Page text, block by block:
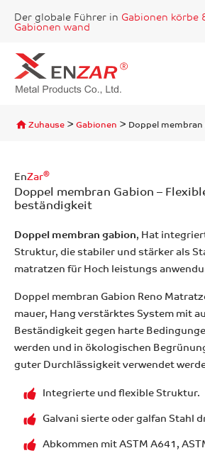
Der globale Führer in Gabionen körbe
Gabionen wand
Zuhause>Gabionen > Doppel
EnZar®
Doppel membran Gabion –
beständigkeit
Doppel membran gabion, Hat
Struktur, die stabiler und stärker als
matratzen für Hoch leistungs
Doppel membran Gabion Reno
mauer, Hang verstärktes System mit
Beständigkeit gegen harte
werden und in ökologischen
guter Durchlässigkeit verwendet
Integrierte und flexible Struktur.
Galvani sierte oder galfan Stahl
Abkommen mit ASTM A641,